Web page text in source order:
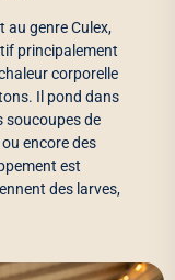
au genre Culex,
principalement
corporelle
Il pond dans
soucoupes de
encore des
est
des larves,